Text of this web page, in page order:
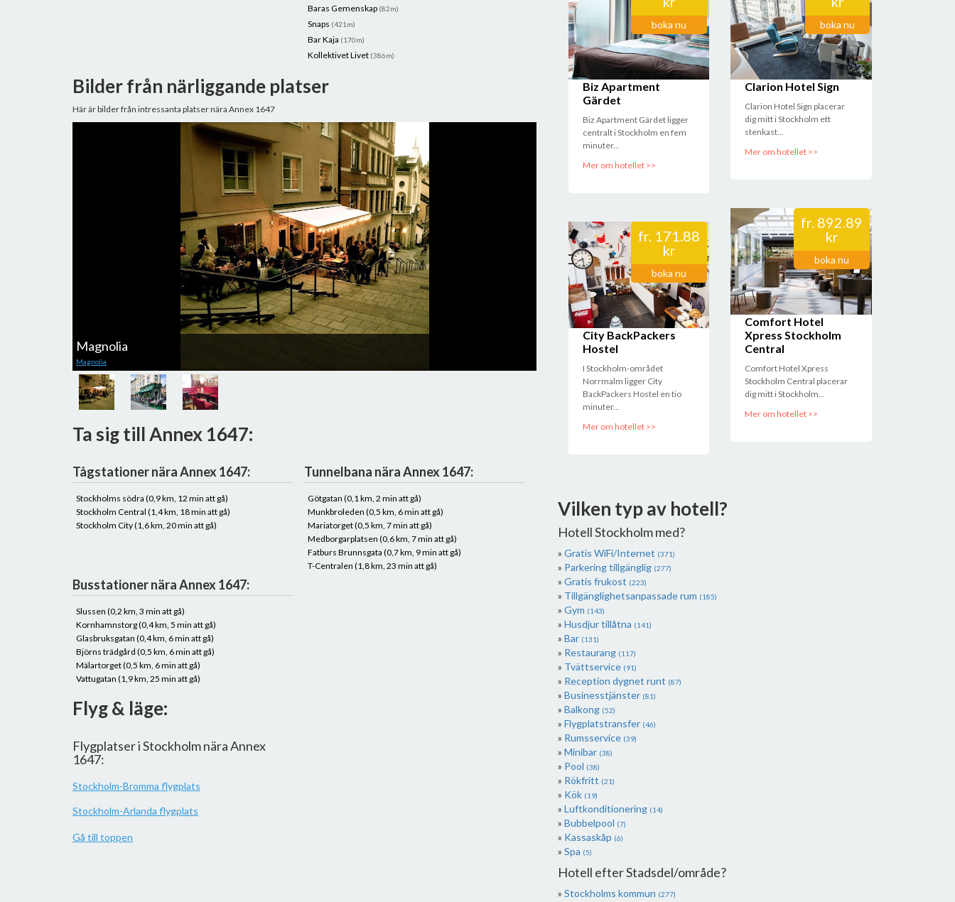
Baras Gemenskap (82m)
Snaps (421m)
Bar Kaja (170m)
Kollektivet Livet (386m)
Bilder från närliggande platser
Här är bilder från intressanta platser nära Annex 1647
Magnolia
Magnolia
The Secret Garden
Ta sig till Annex 1647:
Tågstationer nära Annex 1647:
Stockholms södra (0,9 km, 12 min att gå)
Stockholm Central (1,4 km, 18 min att gå)
Stockholm City (1,6 km, 20 min att gå)
Tunnelbana nära Annex 1647:
Götgatan (0,1 km, 2 min att gå)
Munkbroleden (0,5 km, 6 min att gå)
Mariatorget (0,5 km, 7 min att gå)
Medborgarplatsen (0,6 km, 7 min att gå)
Fatburs Brunnsgata (0,7 km, 9 min att gå)
T-Centralen (1,8 km, 23 min att gå)
Busstationer nära Annex 1647:
Slussen (0,2 km, 3 min att gå)
Kornhamnstorg (0,4 km, 5 min att gå)
Glasbruksgatan (0,4 km, 6 min att gå)
Björns trädgård (0,5 km, 6 min att gå)
Mälartorget (0,5 km, 6 min att gå)
Vattugatan (1,9 km, 25 min att gå)
Flyg & läge:
Flygplatser i Stockholm nära Annex
1647:
Stockholm-Bromma flygplats
Stockholm-Arlanda flygplats
Gå till toppen
boka nu
Biz Apartment
Gärdet
Biz Apartment Gärdet ligger
centralt i Stockholm en fem
minuter...
Mer om hotellet >>
fr. 171.88
kr
boka nu
City BackPackers
Hostel
I Stockholm-området
Norrmalm ligger City
BackPackers Hostel en tio
minuter...
Mer om hotellet >>
boka nu
Clarion Hotel Sign
Clarion Hotel Sign placerar
dig mitt i Stockholm ett
stenkast...
Mer om hotellet >>
fr. 892.89
kr
boka nu
Comfort Hotel
Xpress Stockholm
Central
Comfort Hotel Xpress
Stockholm Central placerar
dig mitt i Stockholm...
Mer om hotellet >>
Vilken typ av hotell?
Hotell Stockholm med?
Gratis WiFi/Internet (371)
Parkering tillgänglig (277)
Gratis frukost (223)
Tillgänglighetsanpassade rum (185)
Gym (143)
Husdjur tillåtna (141)
Bar (131)
Restaurang (117)
Tvättservice (91)
Reception dygnet runt (87)
Businesstjänster (81)
Balkong (52)
Flygplatstransfer (46)
Rumsservice (39)
Minibar (38)
Pool (38)
Rökfritt (21)
Kök (19)
Luftkonditionering (14)
Bubbelpool (7)
Kassaskåp (6)
Spa (5)
Hotell efter Stadsdel/område?
Stockholms kommun (277)